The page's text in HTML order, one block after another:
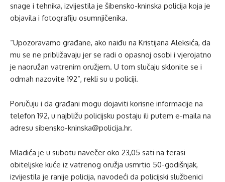
snage i tehnika, izvijestila je šibensko-kninska policija koja je
objavila i fotografiju osumnjičenika.
“Upozoravamo građane, ako naiđu na Kristijana Aleksića, da
mu se ne približavaju jer se radi o opasnoj osobi i vjerojatno
je naoružan vatrenim oružjem. U tom slučaju sklonite se i
odmah nazovite 192”, rekli su u policiji.
Poručuju i da građani mogu dojaviti korisne informacije na
telefon 192, u najbližu policijsku postaju ili putem e-maila na
adresu sibensko-kninska@policija.hr.
Mladića je u subotu navečer oko 23,05 sati na terasi
obiteljske kuće iz vatrenog oružja usmrtio 50-godišnjak,
izvijestila je ranije policija, navodeći da policijski službenici